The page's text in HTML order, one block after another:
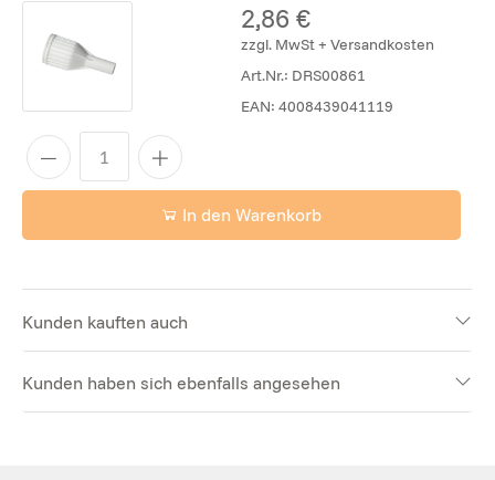
2,86 €
zzgl. MwSt + Versandkosten
Art.Nr.: DRS00861
EAN:4008439041119
In den Warenkorb
Kunden kauften auch
Kunden haben sich ebenfalls angesehen